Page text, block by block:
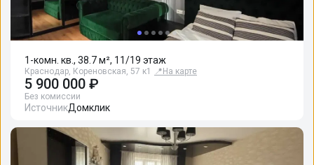
1-комн. кв., 38.7 м², 11/19 этаж
Краснодар, Кореновская, 57 к1 📍 На карте
5 900 000 ₽
Без комиссии
ИсточникДомклик